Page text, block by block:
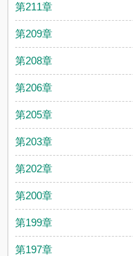
第211章
第209章
第208章
第206章
第205章
第203章
第202章
第200章
第199章
第197章